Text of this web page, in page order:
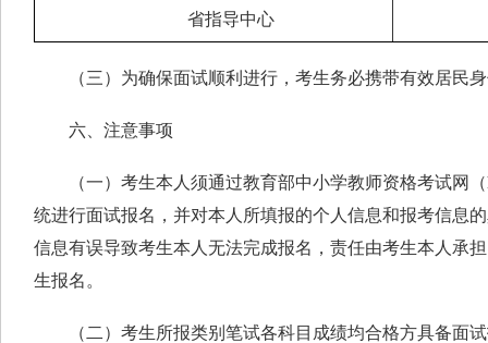
省指导中心
（三）为确保面试顺利进行，考生务必携带有效居民身
六、注意事项
（一）考生本人须通过教育部中小学教师资格考试网（
统进行面试报名，并对本人所填报的个人信息和报考信息
信息有误导致考生本人无法完成报名，责任由考生本人承
生报名。
（二）考生所报类别笔试各科目成绩均合格方具备面试